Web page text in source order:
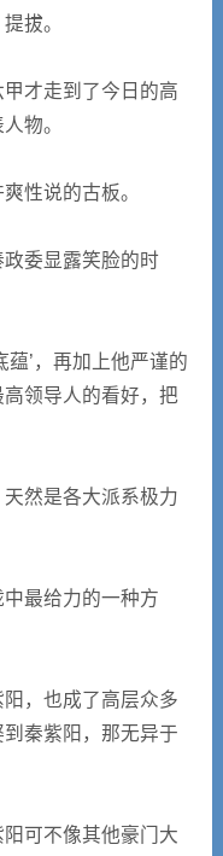
拔。
才走到了今日的高
物。
性说的古板。
委显露笑脸的时
’，再加上他严谨的
领导人的看好，把
然是各大派系极力
最给力的一种方
，也成了高层众多
秦紫阳，那无异于
可不像其他豪门大